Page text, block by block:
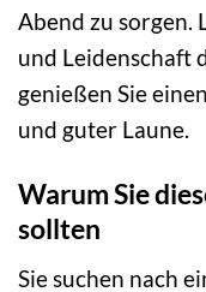
Abend zu sorgen.
und Leidenschaft
genießen Sie
und guter Laune.
Warum Sie
sollten
Sie suchen nach